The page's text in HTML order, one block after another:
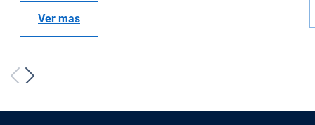
Ver mas